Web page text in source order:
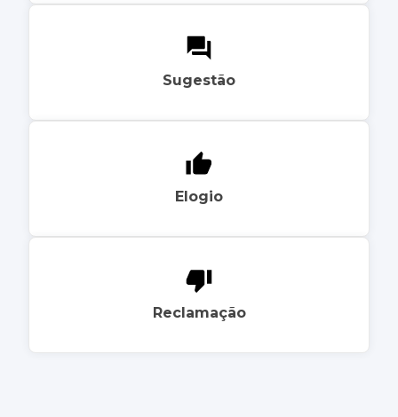
Sugestão
Elogio
Reclamação